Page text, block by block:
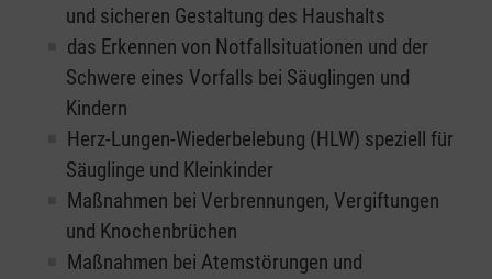
und sicheren Gestaltung des Haushalts
das Erkennen von Notfallsituationen und der
Schwere eines Vorfalls bei Säuglingen und
Kindern
Herz-Lungen-Wiederbelebung (HLW) speziell für
Säuglinge und Kleinkinder
Maßnahmen bei Verbrennungen, Vergiftungen
und Knochenbrüchen
Maßnahmen bei Atemstörungen und